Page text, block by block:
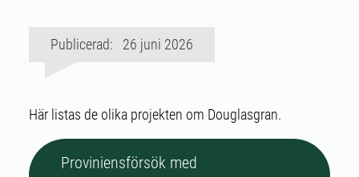
Publicerad: 26 juni 2026
Här listas de olika projekten om Douglasgran.
Proviniensförsök med